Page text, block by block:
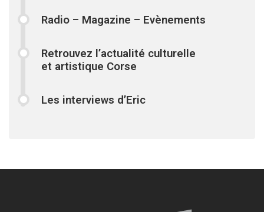
Radio – Magazine – Evènements
Retrouvez l’actualité culturelle
et artistique Corse
Les interviews d’Eric